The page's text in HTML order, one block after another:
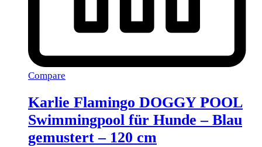
Compare
Karlie Flamingo DOGGY POOL
Swimmingpool für Hunde – Blau
gemustert – 120 cm